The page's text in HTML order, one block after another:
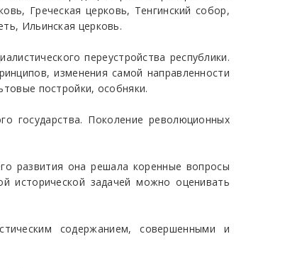
Греческая церковь, Тенгинский собор,
Ильинская церковь.
переустройства республики.
изменения самой направленности
постройки, особняки.
государства. Поколение революционных
развития она решала коренные вопросы
исторической задачей можно оценивать
содержанием, совершенными и